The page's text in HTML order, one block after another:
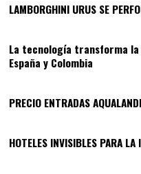
LAMBORGHINI URUS SE
La tecnología transforma
España y Colombia
PRECIO ENTRADAS
HOTELES INVISIBLES PARA